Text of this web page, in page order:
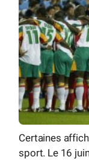
Certaines
sport. Le 16